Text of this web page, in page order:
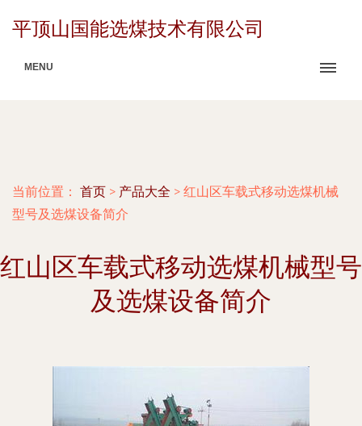
平顶山国能选煤技术有限公司
MENU
当前位置： 首页 > 产品大全 > 红山区车载式移动选煤机械
型号及选煤设备简介
红山区车载式移动选煤机械型号
及选煤设备简介